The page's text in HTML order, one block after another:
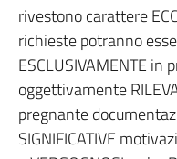
rivestono carattere
richieste potranno
ESCLUSIVAMENTE in
oggettivamente
pregnante
SIGNIFICATIVE